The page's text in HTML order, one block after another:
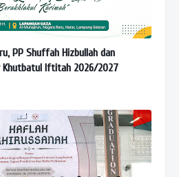
PP Shuffah Hizbullah dan
Khutbatul Iftitah 2026/2027